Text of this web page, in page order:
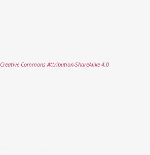
Creative Commons Attribution-ShareAlike 4.0